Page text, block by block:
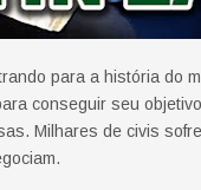
para a história do
conseguir seu
Milhares de civis